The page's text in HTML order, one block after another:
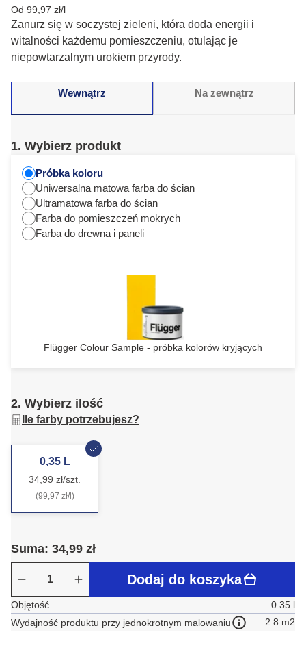
Od 99,97 zł/l
Zanurz się w soczystej zieleni, która doda energii i
witalności każdemu pomieszczeniu, otulając je
niepowtarzalnym urokiem przyrody.
Wewnątrz Na zewnątrz
1. Wybierz produkt
Próbka koloru
Uniwersalna matowa farba do ścian
Ultramatowa farba do ścian
Farba do pomieszczeń mokrych
Farba do drewna i paneli
Flügger Colour Sample - próbka kolorów kryjących
2. Wybierz ilość
Ile farby potrzebujesz?
0,35 L
34,99 zł/szt.
(99,97 zł/l)
Suma: 34,99 zł
Dodaj do koszyka
Objętość
0.35 l
Wydajność produktu przy jednokrotnym malowaniu
2.8 m2